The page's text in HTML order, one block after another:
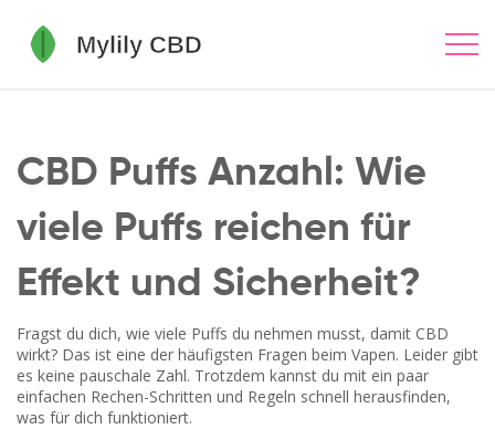
CBD Puffs Anzahl: Wie
viele Puffs reichen für
Effekt und Sicherheit?
Fragst du dich, wie viele Puffs du nehmen musst, damit CBD
wirkt? Das ist eine der häufigsten Fragen beim Vapen. Leider gibt
es keine pauschale Zahl. Trotzdem kannst du mit ein paar
einfachen Rechen-Schritten und Regeln schnell herausfinden,
was für dich funktioniert.